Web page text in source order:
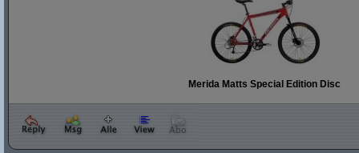
Merida Matts Special Edition Disc